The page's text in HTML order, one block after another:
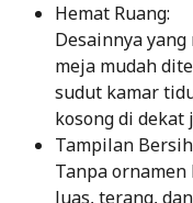
Hemat Ruang:
Desainnya
meja mudah
sudut kamar
kosong di dekat
Tampilan
Tanpa
luas, terang,